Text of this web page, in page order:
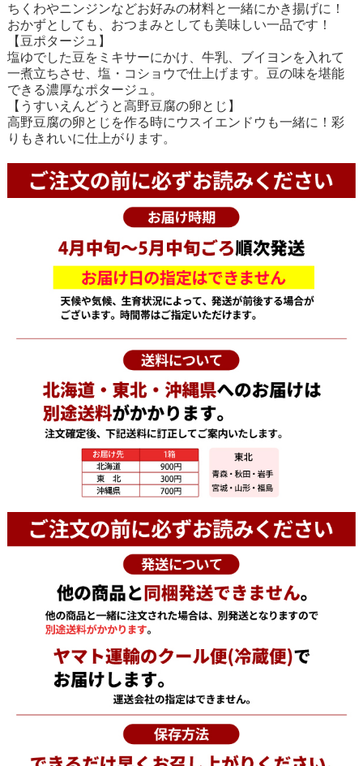
ちくわやニンジンなどお好みの材料と一緒にかき揚げに！
おかずとしても、おつまみとしても美味しい一品です！
【豆ポタージュ】
塩ゆでした豆をミキサーにかけ、牛乳、ブイヨンを入れて
一煮立ちさせ、塩・コショウで仕上げます。豆の味を堪能
できる濃厚なポタージュ。
【うすいえんどうと高野豆腐の卵とじ】
高野豆腐の卵とじを作る時にウスイエンドウも一緒に！彩
りもきれいに仕上がります。